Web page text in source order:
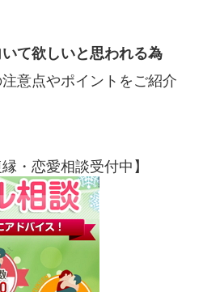
て欲しいと思われる為
意点やポイントをご紹介
・恋愛相談受付中】